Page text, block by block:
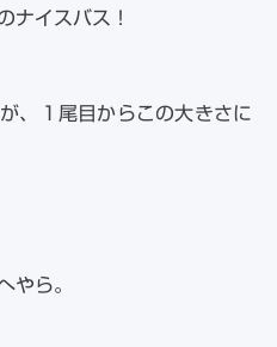
ナイスバス！
、１尾目からこの大きさに
やら。